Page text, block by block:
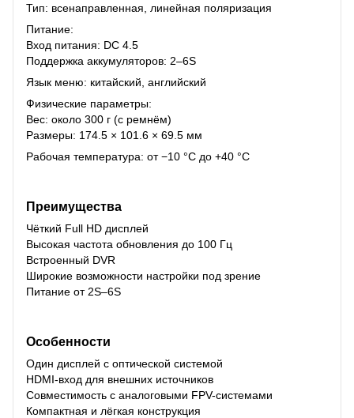
Тип: всенаправленная, линейная поляризация
Питание:
Вход питания: DC 4.5
Поддержка аккумуляторов: 2–6S
Язык меню: китайский, английский
Физические параметры:
Вес: около 300 г (с ремнём)
Размеры: 174.5 × 101.6 × 69.5 мм
Рабочая температура: от −10 °C до +40 °C
Преимущества
Чёткий Full HD дисплей
Высокая частота обновления до 100 Гц
Встроенный DVR
Широкие возможности настройки под зрение
Питание от 2S–6S
Особенности
Один дисплей с оптической системой
HDMI-вход для внешних источников
Совместимость с аналоговыми FPV-системами
Компактная и лёгкая конструкция